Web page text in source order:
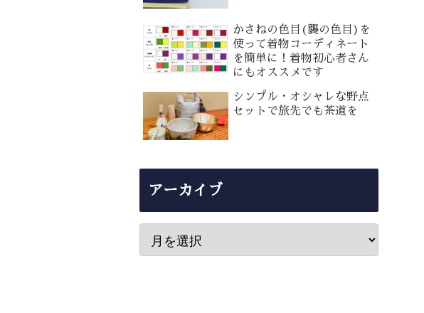
かさねの色目(襲の色目)を
使って着物コーディネート
を簡単に！着物初心者さん
にもオススメです
シンプル・オシャレな野点
セットで旅先でも茶道を
アーカイブ